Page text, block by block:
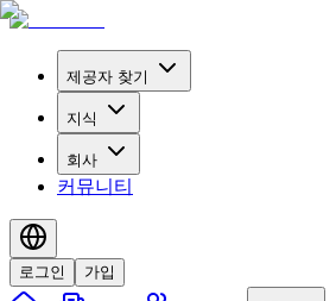
제공자 찾기
지식
회사
커뮤니티
로그인 가입